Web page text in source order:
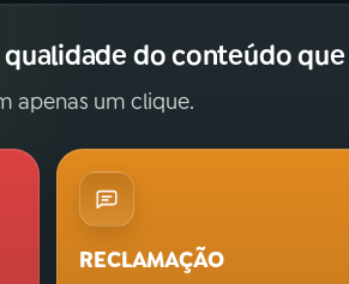
do conteúdo
apenas um clique.
RECLAMAÇÃO